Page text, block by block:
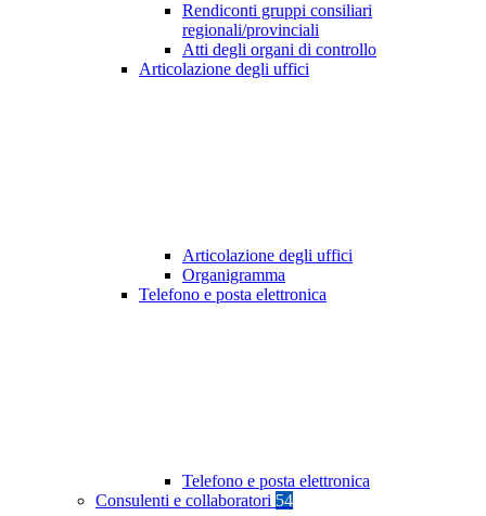
Rendiconti gruppi consiliari
regionali/provinciali
Atti degli organi di controllo
Articolazione degli uffici
Articolazione degli uffici
Organigramma
Telefono e posta elettronica
Telefono e posta elettronica
Consulenti e collaboratori 54